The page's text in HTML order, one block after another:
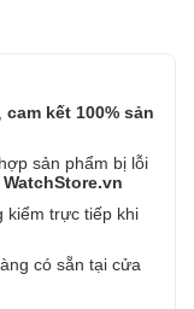
cam kết 100% sản
sản phẩm bị lỗi
WatchStore.vn
kiểm trực tiếp khi
có sẵn tại cửa